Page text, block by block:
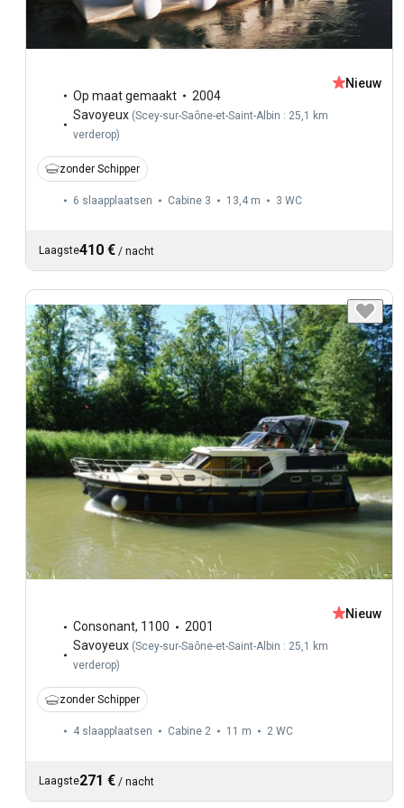
Op maat gemaakt
2004
Savoyeux (Scey-sur-Saône-et-Saint-Albin : 25,1 km
verderop)
Nieuw
zonder Schipper
6 slaapplaatsen Cabine 3 13,4 m 3 WC
Laagste410 € / nacht
Consonant, 1100
2001
Savoyeux (Scey-sur-Saône-et-Saint-Albin : 25,1 km
verderop)
Nieuw
zonder Schipper
4 slaapplaatsen Cabine 2 11 m 2 WC
Laagste271 € / nacht